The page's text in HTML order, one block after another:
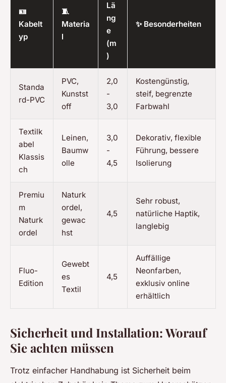
🪪
Kabelt
yp
🧵
Materia
l
Lä
ng
e
(m
)
✨ Besonderheiten
Standa
rd-PVC
PVC,
Kunstst
off
2,0
-
3,0
Kostengünstig,
steif, begrenzte
Farbwahl
Textilk
abel
Klassis
ch
Leinen,
Baumw
olle
3,0
-
4,5
Dekorativ, flexible
Führung, bessere
Isolierung
Premiu
m
Naturk
ordel
Naturk
ordel,
gewac
hst
4,5
Sehr robust,
natürliche Haptik,
langlebig
Fluo-
Edition
Gewebt
es
Textil
4,5
Auffällige
Neonfarben,
exklusiv online
erhältlich
Sicherheit und Installation: Worauf
Sie achten müssen
Trotz einfacher Handhabung ist Sicherheit beim